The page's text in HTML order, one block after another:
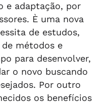
e adaptação, por
È uma nova
de estudos,
métodos e
para desenvolver,
o novo buscando
Por outro
os benefícios